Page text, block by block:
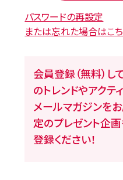
パスワードの再設定
または忘れた場合はこ
会員登録（無料）し
のトレンドやアク
メールマガジンを
定のプレゼント企
登録ください！